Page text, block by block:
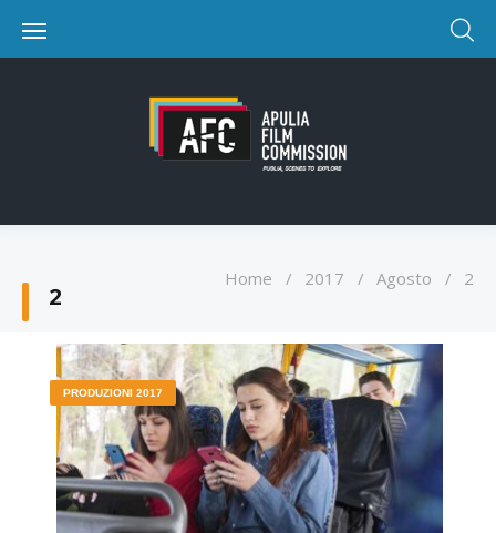
2
Home / 2017 / Agosto / 2
PRODUZIONI 2017